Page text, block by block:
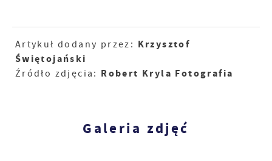
Artykuł dodany przez: Krzysztof
Świętojański
Źródło zdjęcia: Robert Kryla Fotografia
Galeria zdjęć